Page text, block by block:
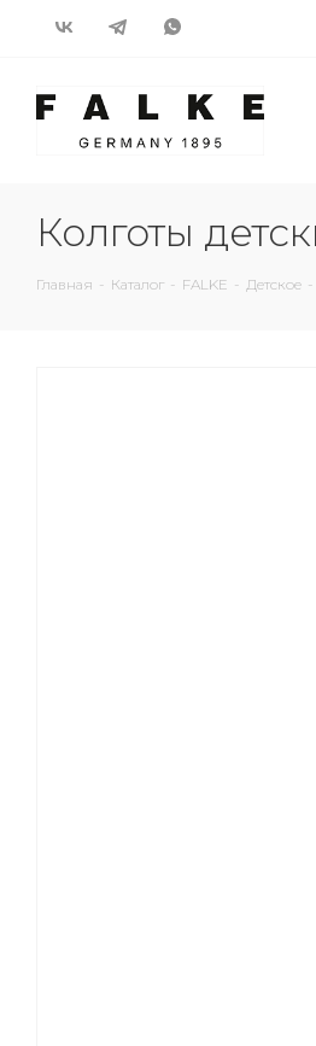
Колготы
Главная - Каталог - FALKE - Детское -